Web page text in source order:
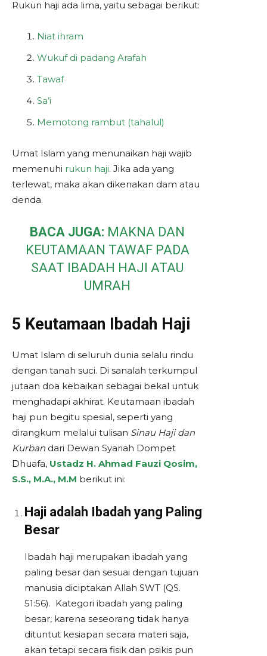
Rukun haji ada lima, yaitu sebagai berikut:
Niat ihram
Wukuf di padang Arafah
Tawaf
Sa’i
Memotong rambut (tahalul)
Umat Islam yang menunaikan haji wajib
memenuhi rukun haji. Jika ada yang
terlewat, maka akan dikenakan dam atau
denda.
BACA JUGA: MAKNA DAN
KEUTAMAAN TAWAF PADA
SAAT IBADAH HAJI ATAU
UMRAH
5 Keutamaan Ibadah Haji
Umat Islam di seluruh dunia selalu rindu
dengan tanah suci. Di sanalah terkumpul
jutaan doa kebaikan sebagai bekal untuk
menghadapi akhirat. Keutamaan ibadah
haji pun begitu spesial, seperti yang
dirangkum melalui tulisan Sinau Haji dan
Kurban dari Dewan Syariah Dompet
Dhuafa, Ustadz H. Ahmad Fauzi Qosim,
S.S., M.A., M.M berikut ini:
Haji adalah Ibadah yang Paling
Besar
Ibadah haji merupakan ibadah yang
paling besar dan sesuai dengan tujuan
manusia diciptakan Allah SWT (QS.
51:56). Kategori ibadah yang paling
besar, karena seseorang tidak hanya
dituntut kesiapan secara materi saja,
akan tetapi secara fisik dan psikis pun